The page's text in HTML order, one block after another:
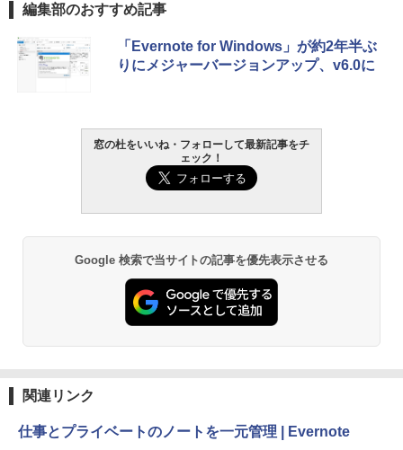
Xbox プリペイドカード 10,000円
デジタルコード 【旧 Xbox ギフト
Robloxギフトカード - 800 Robux
￥1,300
生成AIパスポート公式テキスト 第
４版
AIイラスト表現辞典: 思い通りの絵
を引き出す プロンプトの言葉 AI画
￥99
ClaudeCode いちばんやさしい 教
ーディング入門シリーズ
Amazon Kindle Paperwhite (16G
B) 7インチディスプレイ、色調調節
￥27,980
ンチディスプレイ電子書籍リーダ
ー、ブラック、16GB、広告なし
￥19,980
スプレイ、明るさ自動調整、色調
編集部のおすすめ記事
「Evernote for Windows」が約2年半ぶ
りにメジャーバージョンアップ、v6.0に
窓の杜をいいね・フォローして最新記事をチ
ェック！
Google 検索で当サイトの記事を優先表示させる
関連リンク
仕事とプライベートのノートを一元管理 | Evernote